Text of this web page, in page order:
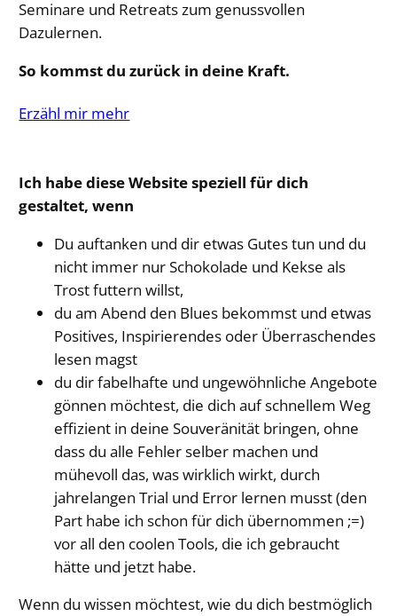
Seminare und Retreats zum genussvollen
Dazulernen.
So kommst du zurück in deine Kraft.
Erzähl mir mehr
Ich habe diese Website speziell für dich
gestaltet, wenn
Du auftanken und dir etwas Gutes tun und du
nicht immer nur Schokolade und Kekse als
Trost futtern willst,
du am Abend den Blues bekommst und etwas
Positives, Inspirierendes oder Überraschendes
lesen magst
du dir fabelhafte und ungewöhnliche Angebote
gönnen möchtest, die dich auf schnellem Weg
effizient in deine Souveränität bringen, ohne
dass du alle Fehler selber machen und
mühevoll das, was wirklich wirkt, durch
jahrelangen Trial und Error lernen musst (den
Part habe ich schon für dich übernommen ;=)
vor all den coolen Tools, die ich gebraucht
hätte und jetzt habe.
Wenn du wissen möchtest, wie du dich bestmöglich